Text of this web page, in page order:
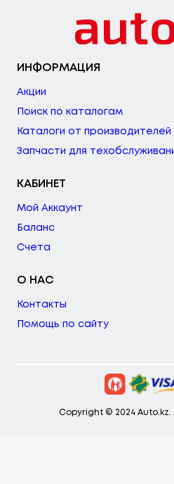
ИНФОРМАЦИЯ
Акции
Поиск по каталогам
Каталоги от производителей
Запчасти для
КАБИНЕТ
Мой Аккаунт
Баланс
Счета
О НАС
Контакты
Помощь по сайту
Copyright © 2024